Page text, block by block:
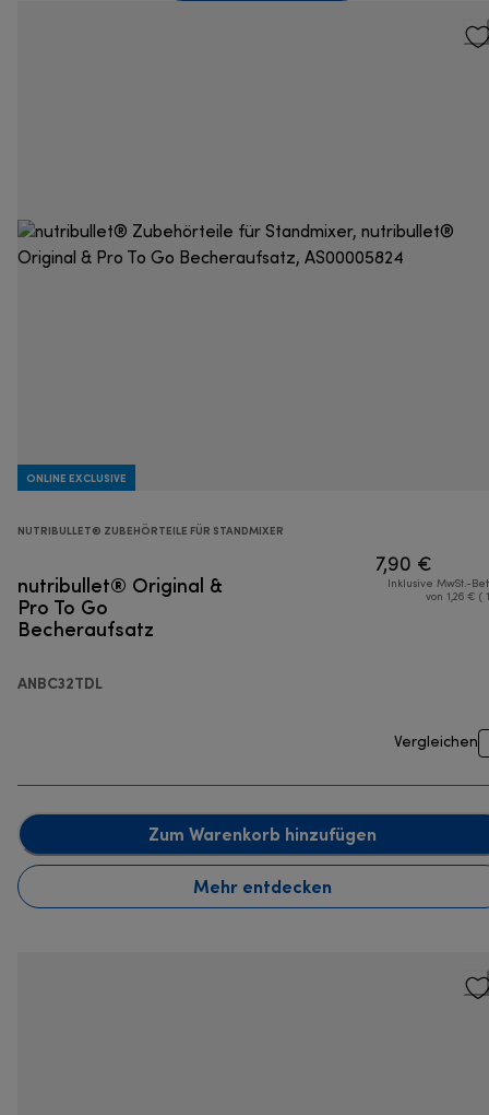
ONLINE EXCLUSIVE
NUTRIBULLET® ZUBEHÖRTEILE FÜR STANDMIXER
nutribullet® Original &
Pro To Go
Becheraufsatz
ANBC32TDL
7,90 €
Inklusive MwSt.-
von 1,26 € (
Vergleichen
Zum Warenkorb hinzufügen
Mehr entdecken